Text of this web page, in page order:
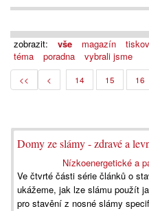
zobrazit: vše magazín
téma
poradna vybrali jsme
<< < 14 15 16
Domy ze slámy - zdravé a
Nízkoenergetické a
Ve čtvrté části série článků o
ukážeme, jak lze slámu použít
pro stavění z nosné slámy